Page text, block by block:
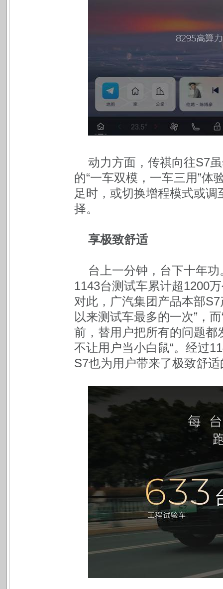
动力方面，传祺向往S7
的“一车双模，一车三用”体
足时，或切换增程模式或
择。
享极致舒适
台上一分钟，台下十年
1143台测试车累计超1200
对此，广汽集团产品本部
以来测试车最多的一次”，
前，替用户把所有的问题
不让用户当小白鼠“。经过
S7也为用户带来了极致舒